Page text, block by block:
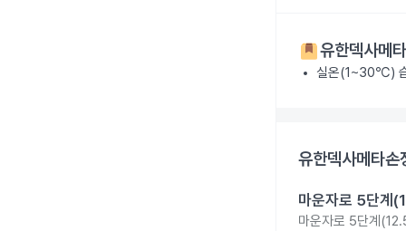
유한덱사메
실온(1~30℃)
유한덱사메타
마운자로 5단계
마운자로 5단계